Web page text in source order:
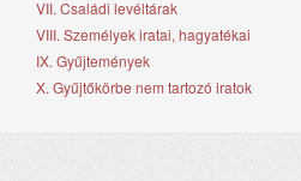
VII. Családi levéltárak
VIII. Személyek iratai, hagyatékai
IX. Gyűjtemények
X. Gyűjtőkörbe nem tartozó iratok